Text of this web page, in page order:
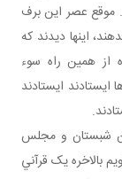
موقع عصر اين برف
اينها ديدند که
همين راه سوء
ايستادند ايستادند
شبستان و مجلس
بالاخره يک قرآني